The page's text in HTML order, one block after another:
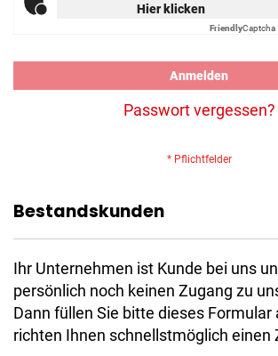
Hier klicken
FriendlyCaptcha
Anmelden
Passwort vergessen?
Bestandskunden
Ihr Unternehmen ist Kunde bei uns
persönlich noch keinen Zugang zu
Dann füllen Sie bitte dieses Formular
richten Ihnen schnellstmöglich einen